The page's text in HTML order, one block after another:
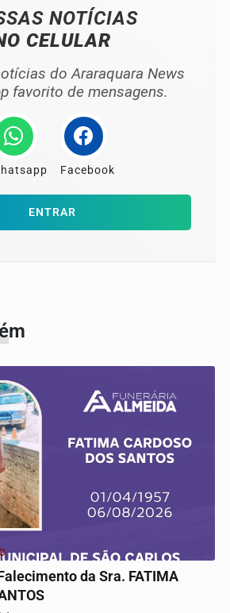
NOTÍCIAS
CELULAR
do Araraquara News
favorito de mensagens.
Facebook
ENTRAR
da Sra. FATIMA